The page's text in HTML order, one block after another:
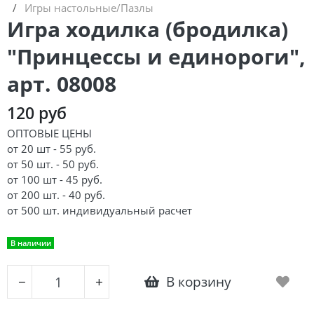
Игры настольные/Пазлы
Игра ходилка (бродилка)
"Принцессы и единороги",
арт. 08008
120 руб
ОПТОВЫЕ ЦЕНЫ
от 20 шт - 55 руб.
от 50 шт. - 50 руб.
от 100 шт - 45 руб.
от 200 шт. - 40 руб.
от 500 шт. индивидуальный расчет
В наличии
− + В корзину